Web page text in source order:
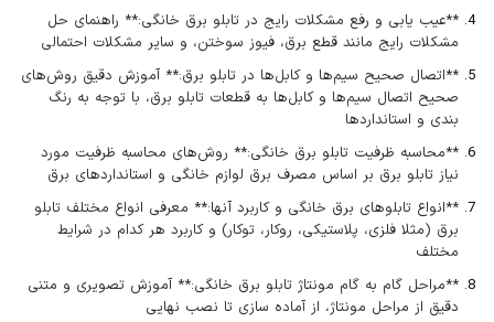
**عیب یابی و رفع مشکلات رایج در تابلو برق خانگی:** راهنمای حل
مشکلات رایج مانند قطع برق، فیوز سوختن، و سایر مشکلات احتمالی
**اتصال صحیح سیم‌ها و کابل‌ها در تابلو برق:** آموزش دقیق روش‌های
صحیح اتصال سیم‌ها و کابل‌ها به قطعات تابلو برق، با توجه به رنگ
بندی و استانداردها
**محاسبه ظرفیت تابلو برق خانگی:** روش‌های محاسبه ظرفیت مورد
نیاز تابلو برق بر اساس مصرف برق لوازم خانگی و استانداردهای برق
**انواع تابلوهای برق خانگی و کاربرد آنها:** معرفی انواع مختلف تابلو
برق (مثلا فلزی، پلاستیکی، روکار، توکار) و کاربرد هر کدام در شرایط
مختلف
**مراحل گام به گام مونتاژ تابلو برق خانگی:** آموزش تصویری و متنی
دقیق از مراحل مونتاژ، از آماده سازی تا نصب نهایی